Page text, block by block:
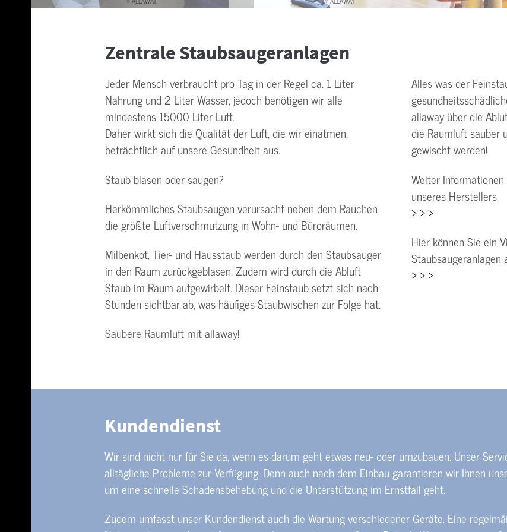
Zentrale Staubsaugeranlagen
Jeder Mensch verbraucht pro Tag in der Regel ca. 1 Liter
Nahrung und 2 Liter Wasser, jedoch benötigen wir alle
mindestens 15000 Liter Luft.
Daher wirkt sich die Qualität der Luft, die wir einatmen,
beträchtlich auf unsere Gesundheit aus.
Staub blasen oder saugen?
Herkömmliches Staubsaugen verursacht neben dem Rauchen
die größte Luftverschmutzung in Wohn- und Büroräumen.
Milbenkot, Tier- und Hausstaub werden durch den Staubsauger
in den Raum zurückgeblasen. Zudem wird durch die Abluft
Staub im Raum aufgewirbelt. Dieser Feinstaub setzt sich nach
Stunden sichtbar ab, was häufiges Staubwischen zur Folge hat.
Saubere Raumluft mit allaway!
Alles was der
allaway über die
die Raumluft sauber
gewischt werden!
Weiter
unseres Herstellers
> > >
Hier können Sie ein
Staubsaugeranlagen
> > >
Kundendienst
Wir sind nicht nur für Sie da, wenn es darum geht etwas neu- oder umzubauen. Unser
alltägliche Probleme zur Verfügung. Denn auch nach dem Einbau garantieren wir Ihnen
um eine schnelle Schadensbehebung und die Unterstützung im Ernstfall geht.
Zudem umfasst unser Kundendienst auch die Wartung verschiedener Geräte. Eine